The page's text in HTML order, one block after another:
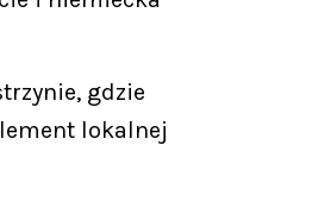
gdzie
lokalnej